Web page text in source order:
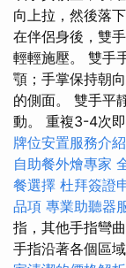
向上拉，然後落
在伴侶身後，雙
輕輕施壓。 雙手
顎；手掌保持朝
的側面。 雙手平
動。 重複3-4次
牌位安置服務介紹
自助餐外燴專家
餐選擇 杜拜簽證
品項 專業助聽器
指，其他手指彎
手指沿著各個區